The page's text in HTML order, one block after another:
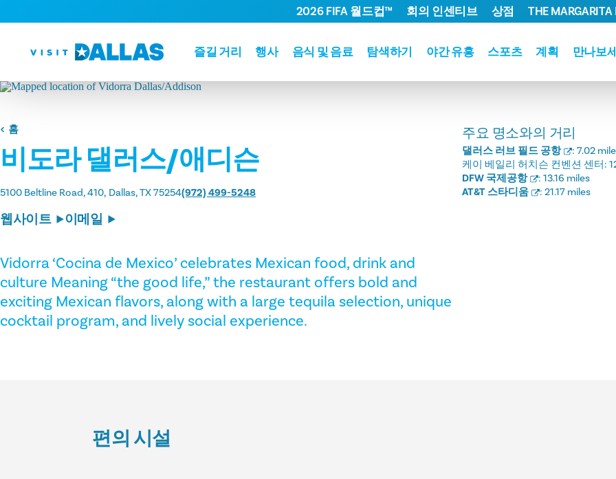
본문으로 건너뛰기
즐길 거리 행사 음식 및 음료 탐색하기 야간 유흥 스포츠 계획 만나보
2026 FIFA 월드컵™ 회의 인센티브 상점 THE MARGARITA
홈
비도라 댈러스/애디슨
5100 Beltline Road, 410 Dallas, TX 75254(972) 499-5248
웹사이트 이메일
Vidorra ‘Cocina de Mexico’ celebrates Mexican food, drink and
culture Meaning “the good life,” the restaurant offers bold and
exciting Mexican flavors, along with a large tequila selection, unique
cocktail program, and lively social experience.
주요 명소와의 거리
댈러스 러브 필드 공항 : 7.02
케이 베일리 허치슨 컨벤션 센터:
DFW 국제공항
: 13.16 miles
AT&T 스타디움
: 21.17 miles
편의 시설